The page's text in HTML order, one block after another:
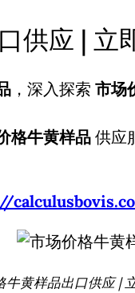
供应 | 立
，深入探索 市场
格牛黄样品 供应
牛黄样品出口供应 |